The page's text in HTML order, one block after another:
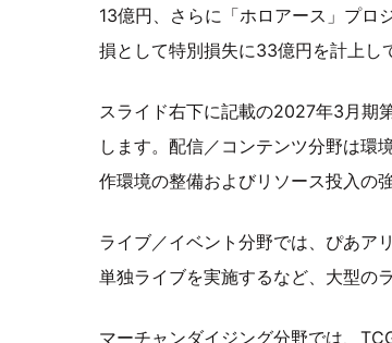
13億円、さらに「ホロアース」プロ
損として特別損失に33億円を計上し
スライド右下に記載の2027年3月期
します。配信／コンテンツ分野は環
作環境の整備およびリソース投入の
ライブ／イベント分野では、ぴあア
単独ライブを実施するなど、大型の
マーチャンダイジング分野では、